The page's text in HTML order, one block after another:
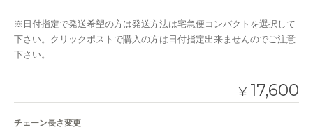
※日付指定で発送希望の方は発送方法は宅急便コンパクトを選択して
下さい。クリックポストで購入の方は日付指定出来ませんのでご注意
下さい。
¥ 17,600
チェーン長さ変更